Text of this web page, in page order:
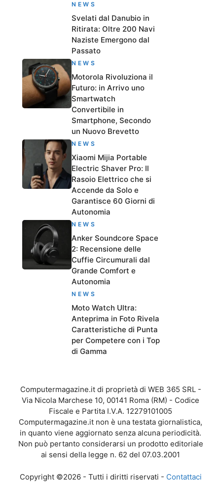
NEWS
Svelati dal Danubio in
Ritirata: Oltre 200 Navi
Naziste Emergono dal
Passato
NEWS
Motorola Rivoluziona il
Futuro: in Arrivo uno
Smartwatch
Convertibile in
Smartphone, Secondo
un Nuovo Brevetto
NEWS
Xiaomi Mijia Portable
Electric Shaver Pro: Il
Rasoio Elettrico che si
Accende da Solo e
Garantisce 60 Giorni di
Autonomia
NEWS
Anker Soundcore Space
2: Recensione delle
Cuffie Circumurali dal
Grande Comfort e
Autonomia
NEWS
Moto Watch Ultra:
Anteprima in Foto Rivela
Caratteristiche di Punta
per Competere con i Top
di Gamma
Computermagazine.it di proprietà di WEB 365 SRL -
Via Nicola Marchese 10, 00141 Roma (RM) - Codice
Fiscale e Partita I.V.A. 12279101005
Computermagazine.it non è una testata giornalistica,
in quanto viene aggiornato senza alcuna periodicità.
Non può pertanto considerarsi un prodotto editoriale
ai sensi della legge n. 62 del 07.03.2001
Copyright ©2026 - Tutti i diritti riservati - Contattaci